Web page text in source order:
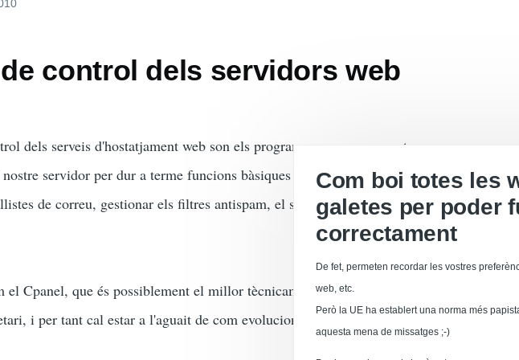
control dels servidors web
dels serveis d'hostatjament web son els programes que ens permeten
servidor per dur a terme funcions bàsiques com crear comptes cde
de correu, gestionar els filtres antispam, el servidor FTP, intal·lar
el Cpanel, que és possiblement el millor tècnicament i també el més estès.
i per tant cal estar a l'aguait de com evolucionen les alternatives "lliures".
Com boi totes les
galetes per poder
correctament
De fet, permeten recordar les vostres
web, etc.
Però la UE ha establert una norma més
aquesta mena de missatges ;-)